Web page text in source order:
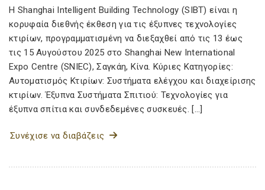
Η Shanghai Intelligent Building Technology (SIBT) είναι η
κορυφαία διεθνής έκθεση για τις έξυπνες τεχνολογίες
κτιρίων, προγραμματισμένη να διεξαχθεί από τις 13 έως
τις 15 Αυγούστου 2025 στο Shanghai New International
Expo Centre (SNIEC), Σαγκάη, Κίνα. Κύριες Κατηγορίες:
Αυτοματισμός Κτιρίων: Συστήματα ελέγχου και διαχείρισης
κτιρίων. Έξυπνα Συστήματα Σπιτιού: Τεχνολογίες για
έξυπνα σπίτια και συνδεδεμένες συσκευές. […]
Συνέχισε να διαβάζεις